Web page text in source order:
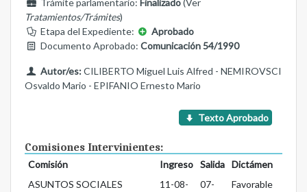
Trámite parlamentario: Finalizado(Ver
Tratamientos/Trámites)
Etapa del Expediente:
Aprobado
Documento Aprobado: Comunicación 54/1990
Autor/es:CILIBERTO Miguel Luis Alfred - NEMIROVSCI
Osvaldo Mario - EPIFANIO Ernesto Mario
Texto Aprobado
Comisiones Intervinientes:
Comisión Ingreso Salida
Dictámen
ASUNTOS SOCIALES
11-08-
07-
Favorable